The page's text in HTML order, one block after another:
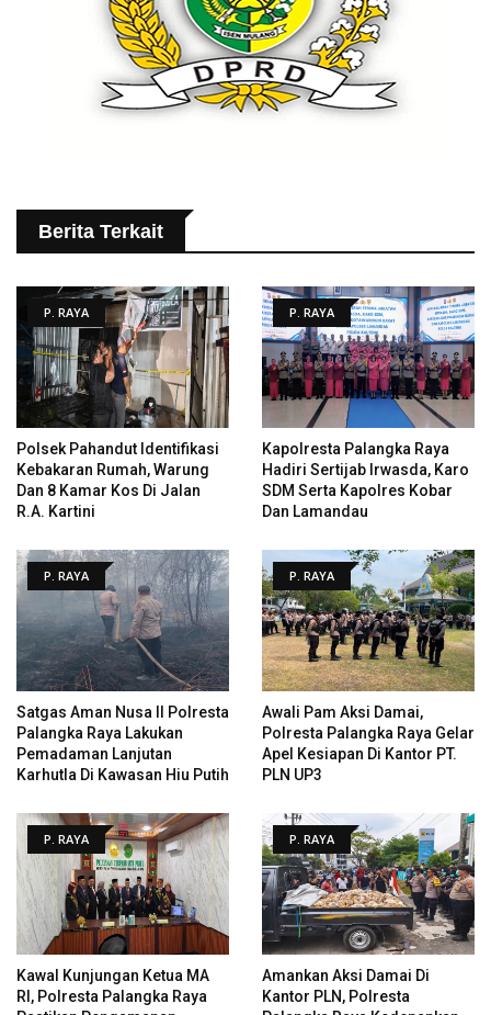
Berita Terkait
P. RAYA
Polsek Pahandut Identifikasi
Kebakaran Rumah, Warung
Dan 8 Kamar Kos Di Jalan
R.A. Kartini
P. RAYA
Kapolresta Palangka Raya
Hadiri Sertijab Irwasda, Karo
SDM Serta Kapolres Kobar
Dan Lamandau
P. RAYA
Satgas Aman Nusa II Polresta
Palangka Raya Lakukan
Pemadaman Lanjutan
Karhutla Di Kawasan Hiu Putih
P. RAYA
Awali Pam Aksi Damai,
Polresta Palangka Raya Gelar
Apel Kesiapan Di Kantor PT.
PLN UP3
P. RAYA
Kawal Kunjungan Ketua MA
RI, Polresta Palangka Raya
P. RAYA
Amankan Aksi Damai Di
Kantor PLN, Polresta